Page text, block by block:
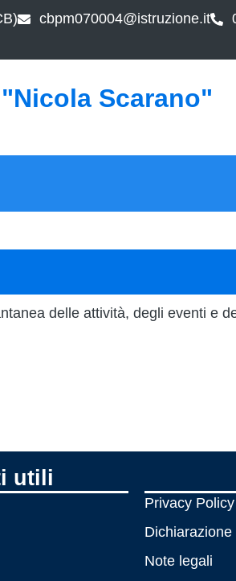
cbpm070004@istruzione.it
Scarano"
delle attività, degli eventi e
utili
Privacy Policy
Note legali